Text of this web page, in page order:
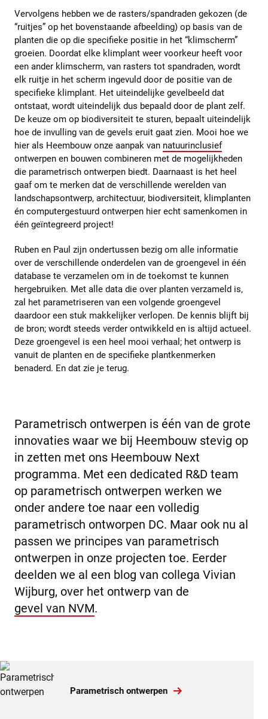
Vervolgens hebben we de rasters/spandraden gekozen (de
“ruitjes” op het bovenstaande afbeelding) op basis van de
planten die op die specifieke positie in het “klimscherm”
groeien. Doordat elke klimplant weer voorkeur heeft voor
een ander klimscherm, van rasters tot spandraden, wordt
elk ruitje in het scherm ingevuld door de positie van de
specifieke klimplant. Het uiteindelijke gevelbeeld dat
ontstaat, wordt uiteindelijk dus bepaald door de plant zelf.
De keuze om op biodiversiteit te sturen, bepaalt uiteindelijk
hoe de invulling van de gevels eruit gaat zien. Mooi hoe we
hier als Heembouw onze aanpak van natuurinclusief
ontwerpen en bouwen combineren met de mogelijkheden
die parametrisch ontwerpen biedt. Daarnaast is het heel
gaaf om te merken dat de verschillende werelden van
landschapsontwerp, architectuur, biodiversiteit, klimplanten
én computergestuurd ontwerpen hier echt samenkomen in
één geïntegreerd project!
Ruben en Paul zijn ondertussen bezig om alle informatie
over de verschillende onderdelen van de groengevel in één
database te verzamelen om in de toekomst te kunnen
hergebruiken. Met alle data die over planten verzameld is,
zal het parametriseren van een volgende groengevel
daardoor een stuk makkelijker verlopen. De kennis blijft bij
de bron; wordt steeds verder ontwikkeld en is altijd actueel.
Deze groengevel is een heel mooi verhaal; het ontwerp is
vanuit de planten en de specifieke plantkenmerken
benaderd. En dat zie je terug.
Parametrisch ontwerpen is één van de grote
innovaties waar we bij Heembouw stevig op
in zetten met ons Heembouw Next
programma. Met een dedicated R&D team
op parametrisch ontwerpen werken we
onder andere toe naar een volledig
parametrisch ontworpen DC. Maar ook nu al
passen we principes van parametrisch
ontwerpen in onze projecten toe. Eerder
deelden we al een blog van collega Vivian
Wijburg, over het ontwerp van de
gevel van NVM.
Parametrisch ontwerpen